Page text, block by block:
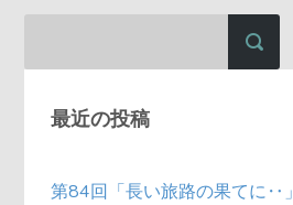
最近の投稿
第84回「長い旅路の果てに‥」